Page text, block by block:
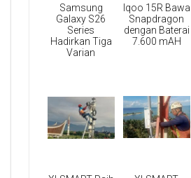
Samsung
Galaxy S26
Series
Hadirkan Tiga
Varian
Iqoo 15R Bawa
Snapdragon
dengan Baterai
7.600 mAH